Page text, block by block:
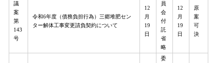
議
案
第
143
号
令和6年度（債務負担行為）三郷堆肥セン
ター解体工事変更請負契約について
12
月
19
日
員
会
付
託
省
略
12
月
19
日
原
案
可
決
委